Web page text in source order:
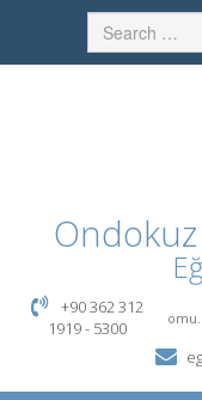
Ondokuz
+90 362 312
1919 - 5300